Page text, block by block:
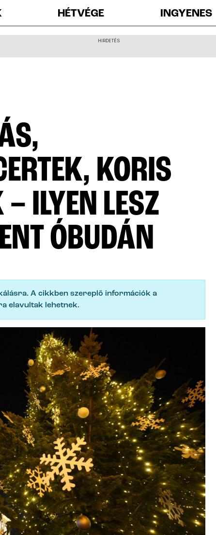
HÉTVÉGE INGYENES
HIRDETÉS
KORIS
ILYEN LESZ
ÓBUDÁN
A cikkben szereplő információk a
elavultak lehetnek.